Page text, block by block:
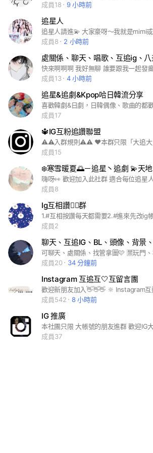
成員18
9 小時前
追星人
成員8
2 小時前
成員13
4 小時前
追星&追劇&Kpop哈日韓流分享
成員17
🔱IG互粉追讚聯盟
成員15
❄️寒雪暖夏🌅－追星丶追劇 💫天地
成員8
Ig互相讚👍🏻群
成員2
成員20
34 分鐘前
Instagram 互追互🤍互留言團
成員542
8 小時前
IG 推廣
成員37